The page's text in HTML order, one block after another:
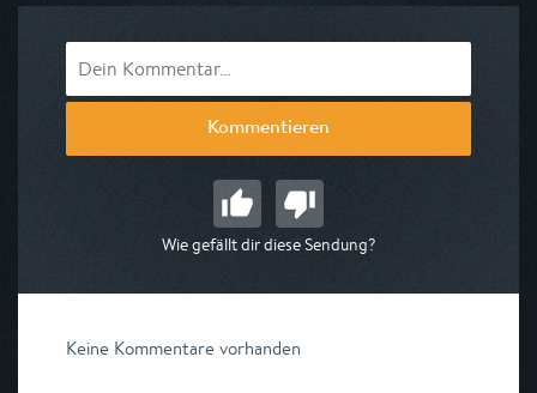
Kommentieren
Wie gefällt dir diese Sendung?
Keine Kommentare vorhanden